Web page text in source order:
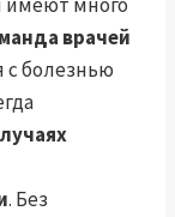
врачей
с болезнью
. Без